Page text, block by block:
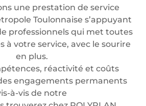
une prestation de service
Toulonnaise s’appuyant
professionnels qui met toutes
à votre service, avec le sourire
en plus.
réactivité et coûts
engagements permanents
à-vis de notre